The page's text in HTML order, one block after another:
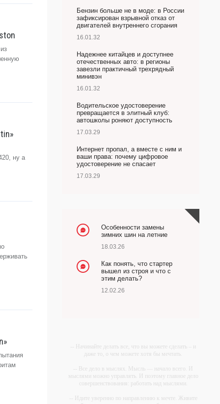
ну а
Бензин больше не в моде: в России
зафиксирован взрывной отказ от
двигателей внутреннего сгорания
16.01.32
Надежнее китайцев и доступнее
отечественных авто: в регионы
завезли практичный трехрядный
минивэн
16.01.32
Водительское удостоверение
превращается в элитный клуб:
автошколы роняют доступность
17.03.29
Интернет пропал, а вместе с ним и
ваши права: почему цифровое
удостоверение не спасает
17.03.29
Особенности замены
зимних шин на летние
18.03.26
Как понять, что стартер
вышел из строя и что с
этим делать?
12.02.26
-- Начинайте делать все, что вы можете сделать – и
даже то, о чем можете хотя бы мечтать.
-- Все дело в мыслях. Мысль — начало всего. И
мыслями можно управлять. И поэтому главное дело
совершенствования: работать над мыслями.
-- Идите уверенно по направлению к мечте. Живите